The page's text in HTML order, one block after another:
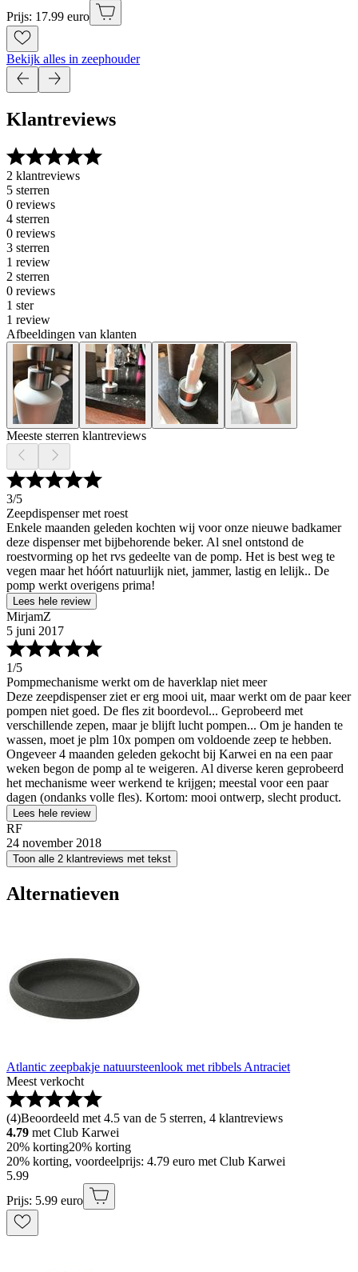
Prijs: 17.99 euro
Bekijk alles in zeephouder
Klantreviews
2 klantreviews
5 sterren
0 reviews
4 sterren
0 reviews
3 sterren
1 review
2 sterren
0 reviews
1 ster
1 review
Afbeeldingen van klanten
Meeste sterren klantreviews
3/5
Zeepdispenser met roest
Enkele maanden geleden kochten wij voor onze nieuwe badkamer
deze dispenser met bijbehorende beker. Al snel ontstond de
roestvorming op het rvs gedeelte van de pomp. Het is best weg te
vegen maar het hóórt natuurlijk niet, jammer, lastig en lelijk.. De
pomp werkt overigens prima!
Lees hele review
MirjamZ
5 juni 2017
1/5
Pompmechanisme werkt om de haverklap niet meer
Deze zeepdispenser ziet er erg mooi uit, maar werkt om de paar keer
pompen niet goed. De fles zit boordevol... Geprobeerd met
verschillende zepen, maar je blijft lucht pompen... Om je handen te
wassen, moet je plm 10x pompen om voldoende zeep te hebben.
Ongeveer 4 maanden geleden gekocht bij Karwei en na een paar
weken begon de pomp al te weigeren. Al diverse keren geprobeerd
het mechanisme weer werkend te krijgen; meestal voor een paar
dagen (ondanks volle fles). Kortom: mooi ontwerp, slecht product.
Lees hele review
RF
24 november 2018
Toon alle 2 klantreviews met tekst
Alternatieven
Atlantic zeepbakje natuursteenlook met ribbels Antraciet
Meest verkocht
(4)Beoordeeld met 4.5 van de 5 sterren, 4 klantreviews
4.79 met Club Karwei
20% korting20% korting
20% korting, voordeelprijs: 4.79 euro met Club Karwei
5.99
Prijs: 5.99 euro